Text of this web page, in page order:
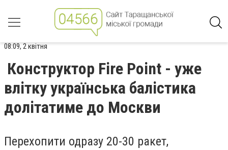
08:09, 2 квітня
Конструктор Fire Point - уже
влітку українська балістика
долітатиме до Москви
Перехопити одразу 20-30 ракет,